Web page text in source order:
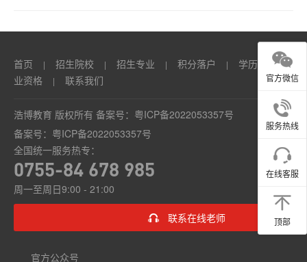
首页 | 招生院校 | 招生专业 | 积分落户 | 学历
职
业资格
| 联系我们
浩博教育 版权所有 备案号： 粤ICP备2022053357号
备案号： 粤ICP备2022053357号
全国统一服务热专：
0755-84 678 985
周一至周日9:00 - 21:00
联系在线老师
官方公众号
官方微信
服务热线
在线客服
顶部